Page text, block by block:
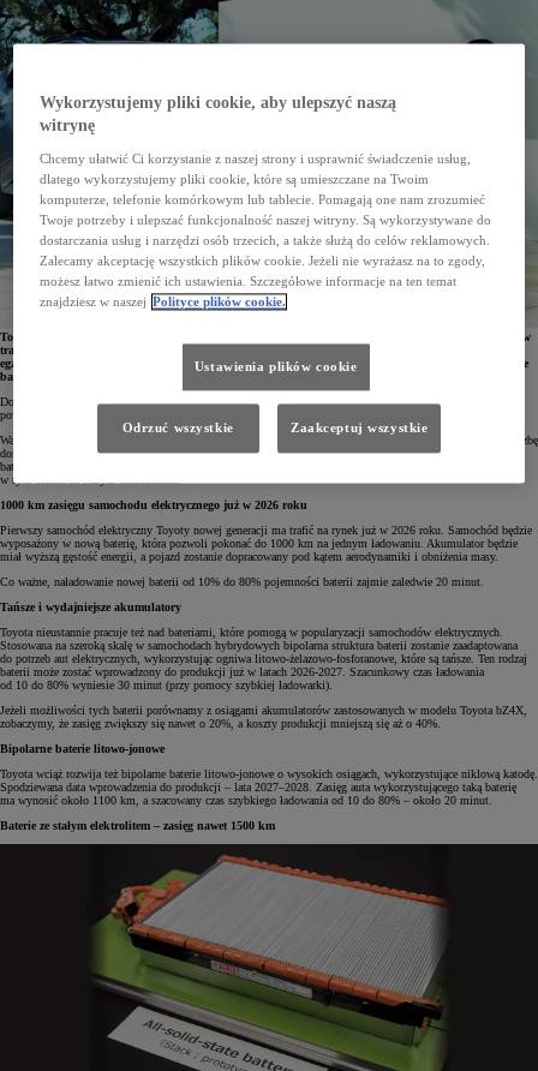
Toyota ogłosiła najnowsze plany związane z produkcją samochodów elektrycznych oraz akumulatorów
trakcyjnych do tych aut. Do 2030 roku produkcja samochodów elektrycznych ma wynieść 3,5 mln
egzemplarzy. Na rynek będą wprowadzane nowe, globalne modele wyposażone w tańsze i wydajniejsze
baterie litowo-żelazowo-fosforanowe oraz bipolarne baterie litowo-jonowe z zasięgiem 1100 km.
Do 2030 roku Toyota zamierza wyprodukować 3,5 mln aut elektrycznych, z czego aż 1,7 mln samochodów
powstanie w BEV Factory, rewolucyjnej fabryce, stosującej innowacyjne procesy produkcyjne.
Ważną rolę w zwiększaniu dostępności elektryków mają odegrać baterie nowej generacji. Toyota rozszerzy liczbę
dostępnych technologii, by klienci mogli wybrać auto dostosowane do swoich potrzeb i możliwości. Gama
baterii będzie obejmować zarówno akumulatory trakcyjne do aut popularnych, jak i wysokowydajne baterie,
w tym baterie ze stałym elektrolitem.
1000 km zasięgu samochodu elektrycznego już w 2026 roku
Pierwszy samochód elektryczny Toyoty nowej generacji ma trafić na rynek już w 2026 roku. Samochód będzie
wyposażony w nową baterię, która pozwoli pokonać do 1000 km na jednym ładowaniu. Akumulator będzie
miał wyższą gęstość energii, a pojazd zostanie dopracowany pod kątem aerodynamiki i obniżenia masy.
Co ważne, naładowanie nowej baterii od 10% do 80% pojemności baterii zajmie zaledwie 20 minut.
Tańsze i wydajniejsze akumulatory
Toyota nieustannie pracuje też nad bateriami, które pomogą w popularyzacji samochodów elektrycznych.
Stosowana na szeroką skalę w samochodach hybrydowych bipolarna struktura baterii zostanie zaadaptowana
do potrzeb aut elektrycznych, wykorzystując ogniwa litowo-żelazowo-fosforanowe, które są tańsze. Ten rodzaj
baterii może zostać wprowadzony do produkcji już w latach 2026-2027. Szacunkowy czas ładowania
od 10 do 80% wyniesie 30 minut (przy pomocy szybkiej ładowarki).
Jeżeli możliwości tych baterii porównamy z osiągami akumulatorów zastosowanych w modelu Toyota bZ4X,
zobaczymy, że zasięg zwiększy się nawet o 20%, a koszty produkcji mniejszą się aż o 40%.
Bipolarne baterie litowo-jonowe
Toyota wciąż rozwija też bipolarne baterie litowo-jonowe o wysokich osiągach, wykorzystujące niklową katodę.
Spodziewana data wprowadzenia do produkcji – lata 2027–2028. Zasięg auta wykorzystującego taką baterię
ma wynosić około 1100 km, a szacowany czas szybkiego ładowania od 10 do 80% – około 20 minut.
Baterie ze stałym elektrolitem – zasięg nawet 1500 km
Wykorzystujemy pliki cookie, aby ulepszyć naszą
witrynę
Chcemy ułatwić Ci korzystanie z naszej strony i usprawnić świadczenie usług,
dlatego wykorzystujemy pliki cookie, które są umieszczane na Twoim
komputerze, telefonie komórkowym lub tablecie. Pomagają one nam zrozumieć
Twoje potrzeby i ulepszać funkcjonalność naszej witryny. Są wykorzystywane do
dostarczania usług i narzędzi osób trzecich, a także służą do celów reklamowych.
Zalecamy akceptację wszystkich plików cookie. Jeżeli nie wyrażasz na to zgody,
możesz łatwo zmienić ich ustawienia. Szczegółowe informacje na ten temat
znajdziesz w naszej Polityce plików cookie.
Ustawienia plików cookie
Odrzuć wszystkie Zaakceptuj wszystkie